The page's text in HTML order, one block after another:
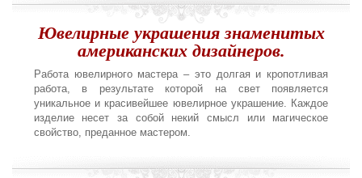
Ювелирные украшения знаменитых
американских дизайнеров.
Работа ювелирного мастера – это долгая и кропотливая
работа, в результате которой на свет появляется
уникальное и красивейшее ювелирное украшение. Каждое
изделие несет за собой некий смысл или магическое
свойство, преданное мастером.